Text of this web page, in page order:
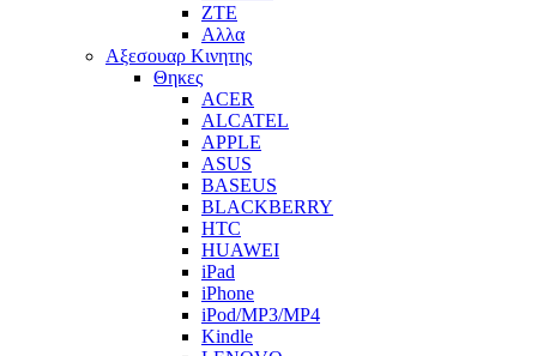
ZTE
Αλλα
Αξεσουαρ Κινητης
Θηκες
ACER
ALCATEL
APPLE
ASUS
BASEUS
BLACKBERRY
HTC
HUAWEI
iPad
iPhone
iPod/MP3/MP4
Kindle